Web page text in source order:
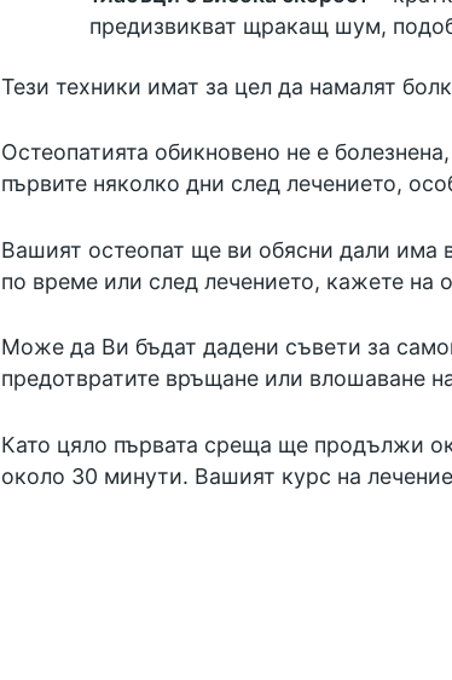
предизвикват щракащ шум,
Тези техники имат за цел да намалят
Остеопатията обикновено не е
първите няколко дни след лечението,
Вашият остеопат ще ви обясни дали има
по време или след лечението, кажете на
Може да Ви бъдат дадени съвети за
предотвратите връщане или влошаване
Като цяло първата среща ще продължи
около 30 минути. Вашият курс на